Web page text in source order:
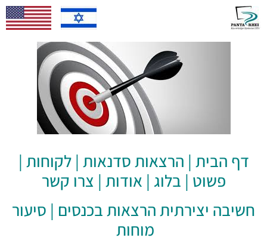
דף הבית | הרצאות סדנאות |לקוחות |
פשוט | בלוג | אודות | צרו קשר
חשיבה יצירתית הרצאות בכנסים | סיעור
מוחות